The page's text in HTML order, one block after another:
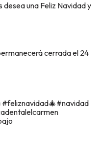
desea una Feliz Navidad y
cerrada el 24
#feliznavidad🎄#navidad